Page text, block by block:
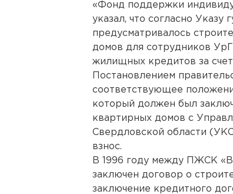
«Фонд поддержки
указал, что согласно Указу
предусматривалось
домов для сотрудников
жилищных кредитов за
Постановлением
соответствующее
который должен был
квартирных домов с
Свердловской области
взнос.
В 1996 году между ПЖСК
заключен договор о
заключение кредитного